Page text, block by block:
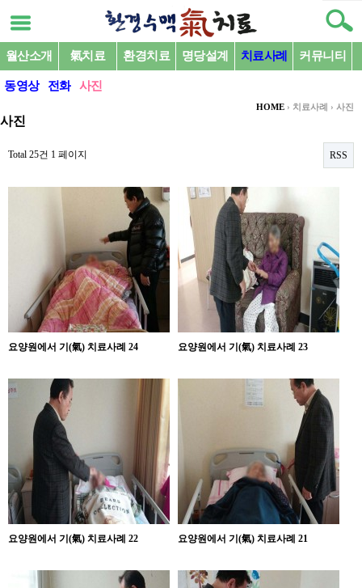
월산소개 氣치료 환경치료 명당설계 치료사례 커뮤니티
동영상 전화 사진
HOME › 치료사례 › 사진
사진
Total 25건 1 페이지 RSS
요양원에서 기(氣) 치료사례 24 요양원에서 기(氣) 치료사례 23
요양원에서 기(氣) 치료사례 22 요양원에서 기(氣) 치료사례 21